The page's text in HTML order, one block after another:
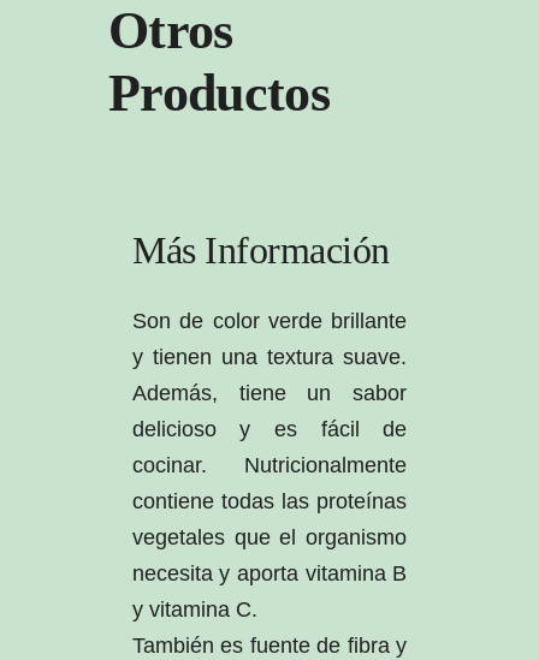
Otros
Productos
Más Información
Son de color verde brillante
y tienen una textura suave.
Además, tiene un sabor
delicioso y es fácil de
cocinar. Nutricionalmente
contiene todas las proteínas
vegetales que el organismo
necesita y aporta vitamina B
y vitamina C.
También es fuente de fibra y